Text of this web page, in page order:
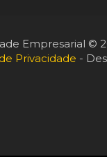
Empresarial ©
Privacidade -